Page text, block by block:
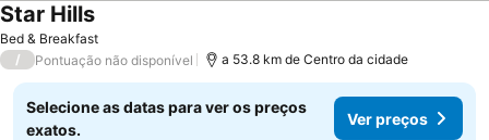
Bed & Breakfast
Star HillsVer preços
/ Pontuação não disponível a 53.8 km de Centro da cidade
Selecione as datas para ver os preços
exatos.
Ver preços